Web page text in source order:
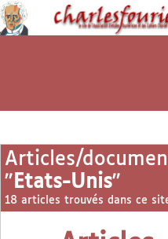
Articles/
" Etats-Unis"
18 articles trouvés dans ce